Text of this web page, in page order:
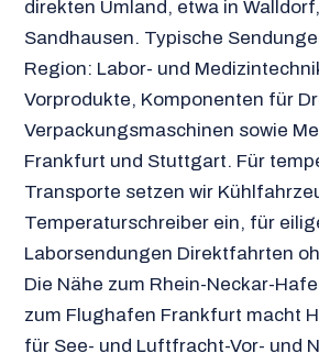
direkten Umland, etwa in
Sandhausen. Typische
Region: Labor- und
Vorprodukte, Komponenten für
Verpackungsmaschinen sowie
Frankfurt und Stuttgart. Für
Transporte setzen wir
Temperaturschreiber ein, für
Laborsendungen Direktfahrten
Die Nähe zum Rhein-Neckar-
zum Flughafen Frankfurt macht
für See- und Luftfracht-Vor- und